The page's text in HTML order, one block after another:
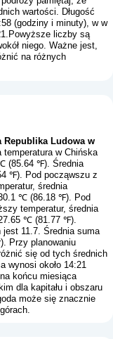
wartości. Długość
(godziny i minuty), w w
liczby są
niego. Ważne jest,
na różnych
Republika Ludowa w
temperatura w Chińska
(85.64 ℉). Średnia
℉). Pod począwszu z
średnia
℃ (86.18 ℉). Pod
temperatur, średnia
℃ (81.77 ℉).
11.7. Średnia suma
). Przy planowaniu
się od tych średnich
wynosi około 14:21
końcu miesiąca
dla kapitału i obszaru
może się znacznie